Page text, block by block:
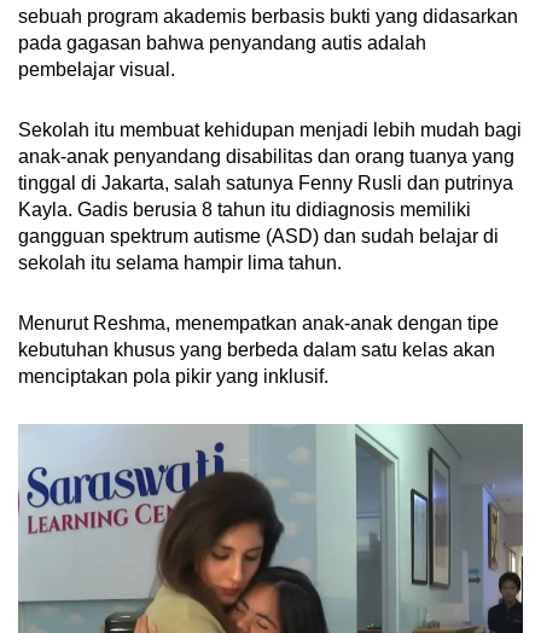
sebuah program akademis berbasis bukti yang didasarkan
pada gagasan bahwa penyandang autis adalah
pembelajar visual.
Sekolah itu membuat kehidupan menjadi lebih mudah bagi
anak-anak penyandang disabilitas dan orang tuanya yang
tinggal di Jakarta, salah satunya Fenny Rusli dan putrinya
Kayla. Gadis berusia 8 tahun itu didiagnosis memiliki
gangguan spektrum autisme (ASD) dan sudah belajar di
sekolah itu selama hampir lima tahun.
Menurut Reshma, menempatkan anak-anak dengan tipe
kebutuhan khusus yang berbeda dalam satu kelas akan
menciptakan pola pikir yang inklusif.